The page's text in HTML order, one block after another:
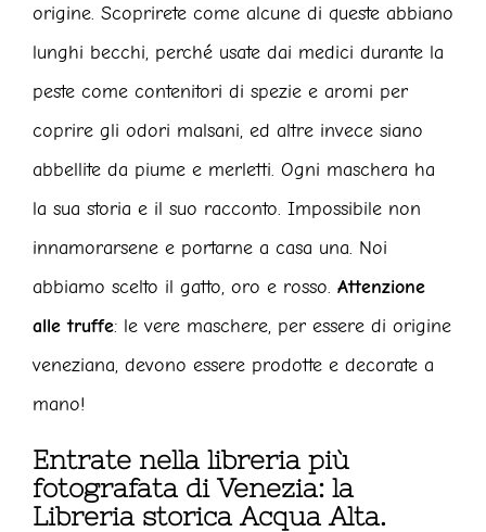
origine. Scoprirete come alcune di queste abbiano
lunghi becchi, perché usate dai medici durante la
peste come contenitori di spezie e aromi per
coprire gli odori malsani, ed altre invece siano
abbellite da piume e merletti. Ogni maschera ha
la sua storia e il suo racconto. Impossibile non
innamorarsene e portarne a casa una. Noi
abbiamo scelto il gatto, oro e rosso. Attenzione
alle truffe: le vere maschere, per essere di origine
veneziana, devono essere prodotte e decorate a
mano!
Entrate nella libreria più
fotografata di Venezia: la
Libreria storica Acqua Alta.